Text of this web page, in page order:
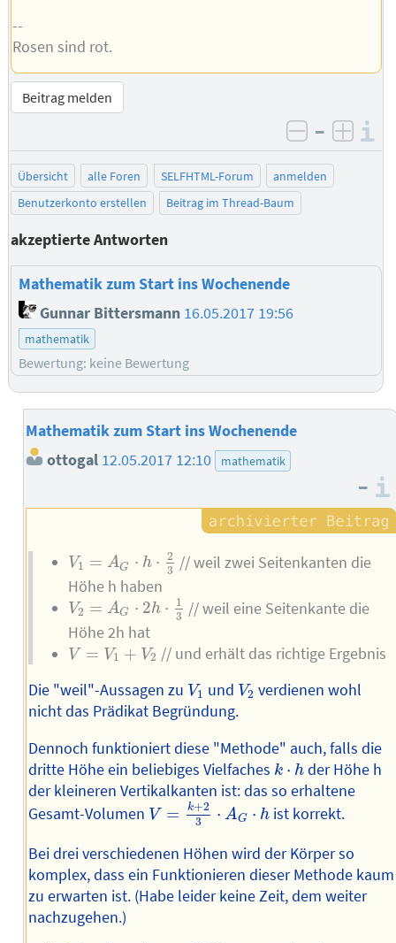
--
Rosen sind rot.
Beitrag melden
negativ
–
Übersicht alle Foren SELFHTML-Forum
anmelden
Benutzerkonto erstellen
Beitrag im Thread-Baum
akzeptierte Antworten
Mathematik zum Start ins Wochenende
Gunnar Bittersmann 16.05.2017 19:56
mathematik
Bewertung: keine Bewertung
Mathematik zum Start ins Wochenende
ottogal 12.05.2017 12:10 mathematik
–
V1 = AG ⋅ h ⋅ 2
3
V1 ⋅h 3
// weil zwei Seitenkanten die
Höhe h haben
V2 = AG ⋅ 2h ⋅
1
3
V2=AG⋅2h⋅13
// weil eine Seitenkante die
Höhe 2h hat
V = V1 + V2
V= +V
// und erhält das richtige Ergebnis
Die "weil"-Aussagen zu V1
V1 und V2
V2 verdienen wohl
nicht das Prädikat Begründung.
Dennoch funktioniert diese "Methode" auch, falls die
dritte Höhe ein beliebiges Vielfaches k ⋅ h
k⋅
der Höhe h
der kleineren Vertikalkanten ist: das so erhaltene
Gesamt-Volumen V = k+2
3
⋅ AG ⋅ h
V=k+23⋅AG ⋅h
ist korrekt.
Bei drei verschiedenen Höhen wird der Körper so
komplex, dass ein Funktionieren dieser Methode kaum
zu erwarten ist. (Habe leider keine Zeit, dem weiter
nachzugehen.)